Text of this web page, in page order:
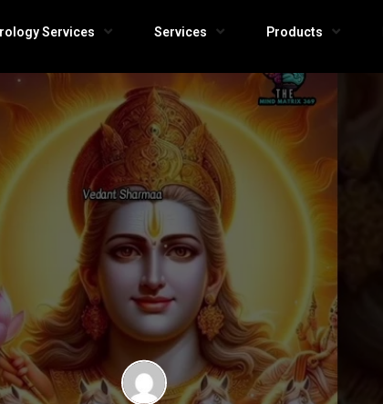
Services Services Products